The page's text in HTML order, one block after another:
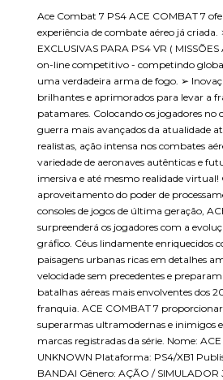
Ace Combat 7 PS4 ACE COMBAT 7
experiência de combate aéreo já criada.
EXCLUSIVAS PARA PS4 VR (
on-line competitivo - competindo
uma verdadeira arma de fogo. ➢
brilhantes e aprimorados para levar a
patamares. Colocando os jogadores no
guerra mais avançados da atualidade
realistas, ação intensa nos combates
variedade de aeronaves autênticas e
imersiva e até mesmo realidade virtual!
aproveitamento do poder de
consoles de jogos de última geração,
surpreenderá os jogadores com a
gráfico. Céus lindamente enriquecidos
paisagens urbanas ricas em detalhes
velocidade sem precedentes e
batalhas aéreas mais envolventes dos
franquia. ACE COMBAT 7
superarmas ultramodernas e inimigos
marcas registradas da série. Nome:
UNKNOWN Plataforma: PS4/XB1
BANDAI Gênero: AÇÃO / SIMULADOR